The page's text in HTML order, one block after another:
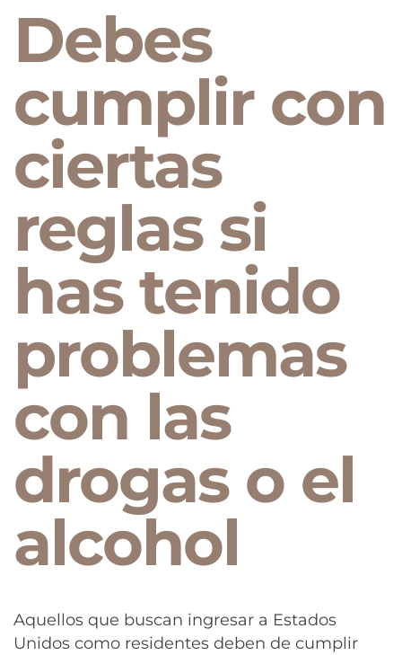
Debes
cumplir con
ciertas
reglas si
has tenido
problemas
con las
drogas o el
alcohol
Aquellos que buscan ingresar a Estados
Unidos como residentes deben de cumplir